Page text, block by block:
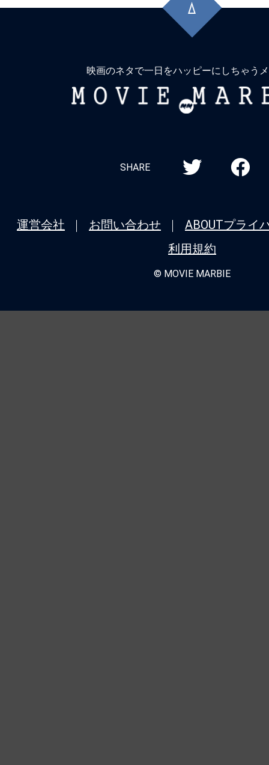
頭
に
映画のネタで一日をハッピーにしちゃう
MOVIE
SHARE
運営会社 お問い合わせ ABOUTプライ
利用規約
© MOVIE MARBIE